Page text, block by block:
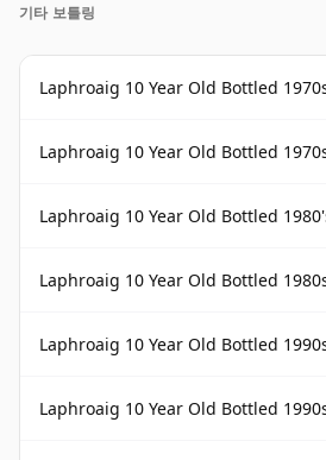
기타 보틀링
Laphroaig 10 Year Old Bottled
Laphroaig 10 Year Old Bottled
Laphroaig 10 Year Old Bottled
Laphroaig 10 Year Old Bottled
Laphroaig 10 Year Old Bottled
Laphroaig 10 Year Old Bottled 1990s Pre